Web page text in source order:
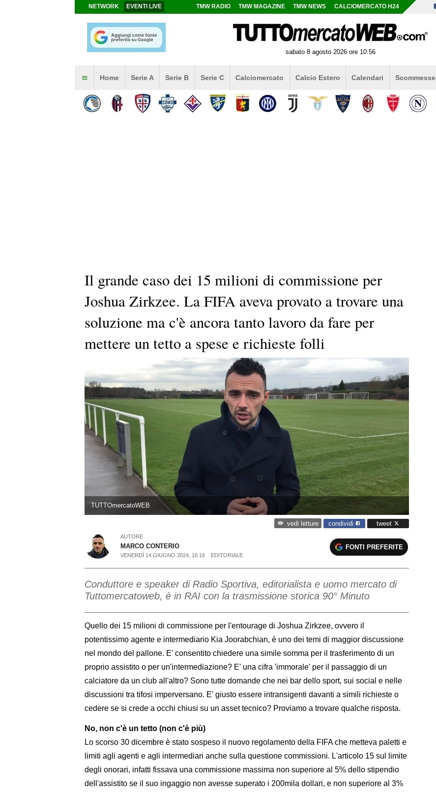
NETWORK EVENTI LIVE TMW RADIO TMW MAGAZINE TMW NEWS CALCIOMERCATO H24
sabato 8 agosto 2026 ore 10:56
Home Serie A Serie B Serie C Calciomercato Calcio Estero Calendari Scommesse
Il grande caso dei 15 milioni di commissione per
Joshua Zirkzee. La FIFA aveva provato a trovare una
soluzione ma c'è ancora tanto lavoro da fare per
mettere un tetto a spese e richieste folli
TUTTOmercatoWEB
vedi letture condividi tweet
AUTORE
MARCO CONTERIO
VENERDÌ 14 GIUGNO 2024, 16:16 EDITORIALE
FONTI PREFERITE
Conduttore e speaker di Radio Sportiva, editorialista e uomo mercato di
Tuttomercatoweb, è in RAI con la trasmissione storica 90° Minuto
Quello dei 15 milioni di commissione per l'entourage di Joshua Zirkzee, ovvero il
potentissimo agente e intermediario Kia Joorabchian, è uno dei temi di maggior discussione
nel mondo del pallone. E' consentito chiedere una simile somma per il trasferimento di un
proprio assistito o per un'intermediazione? E' una cifra 'immorale' per il passaggio di un
calciatore da un club all'altro? Sono tutte domande che nei bar dello sport, sui social e nelle
discussioni tra tifosi imperversano. E' giusto essere intransigenti davanti a simili richieste o
cedere se si crede a occhi chiusi su un asset tecnico? Proviamo a trovare qualche risposta.
No, non c'è un tetto (non c'è più)
Lo scorso 30 dicembre è stato sospeso il nuovo regolamento della FIFA che metteva paletti e
limiti agli agenti e agli intermediari anche sulla questione commissioni. L'articolo 15 sul limite
degli onorari, infatti fissava una commissione massima non superiore al 5% dello stipendio
dell'assistito se il suo ingaggio non avesse superato i 200mila dollari, e non superiore al 3%